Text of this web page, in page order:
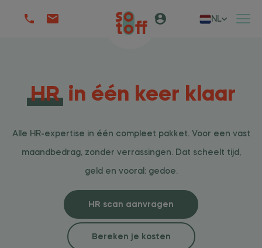
NL
HRin één keer klaar
Alle HR-expertise in één compleet pakket. Voor een vast
maandbedrag, zonder verrassingen. Dat scheelt tijd,
geld en vooral: gedoe.
HR scan aanvragen
Bereken je kosten